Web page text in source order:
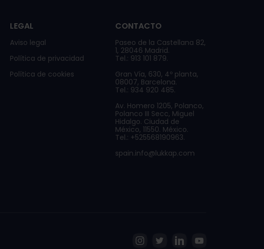
LEGAL
Aviso legal
Política de privacidad
Política de cookies
CONTACTO
Paseo de la Castellana 82,
1, 28046 Madrid.
Tel.: 913 101 879.
Gran Vía, 630, 4º planta,
08007, Barcelona.
Tel.: 934 920 485.
Av. Homero 1205, Polanco,
Polanco III Secc, Miguel
Hidalgo. Ciudad de
México, 11550. México.
Tel.: +525568190963.
spain.info@lukkap.com